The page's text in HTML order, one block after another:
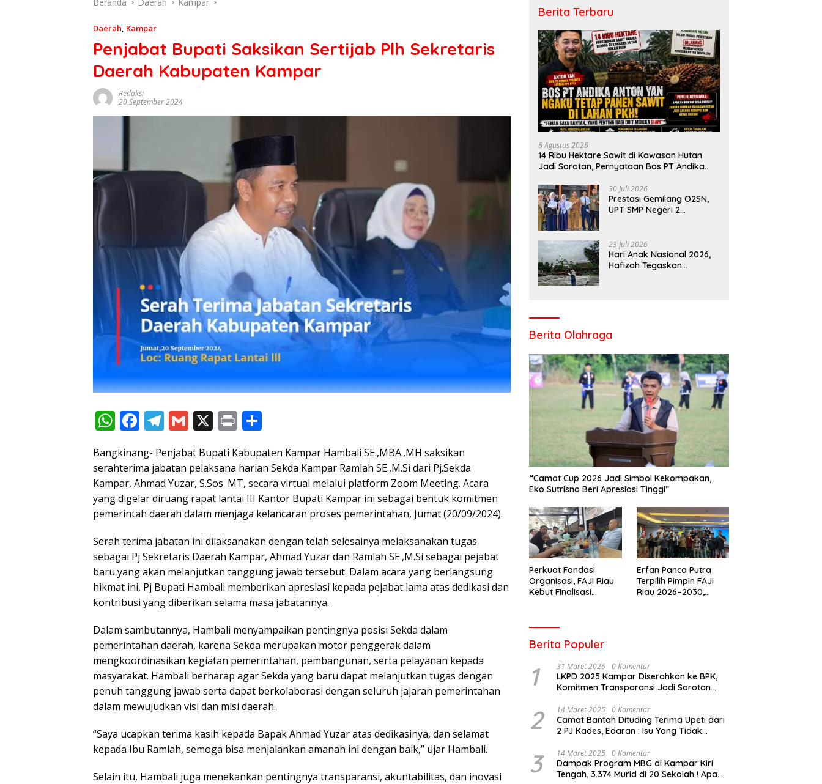
Daerah, Kampar
Penjabat Bupati Saksikan Sertijab Plh Sekretaris
Daerah Kabupaten Kampar
Redaksi
20 September 2024
W
at
s
A
p
p
F
e
b
o
o
k
T
e
gr
a
m
G
ai
l
X Pr
t ar
e
Bangkinang- Penjabat Bupati Kabupaten Kampar Hambali SE.,MBA.,MH saksikan
serahterima jabatan pelaksana harian Sekda Kampar Ramlah SE.,M.Si dari Pj.Sekda
Kampar, Ahmad Yuzar, S.Sos. MT, secara virtual melalui platform Zoom Meeting. Acara
yang digelar diruang rapat lantai III Kantor Bupati Kampar ini sebagai bentuk komitmen
pemerintah daerah dalam menjaga kelancaran proses pemerintahan, Jumat (20/09/2024).
Serah terima jabatan ini dilaksanakan dengan telah selesainya melaksanakan tugas
sebagai Pj Sekretaris Daerah Kampar, Ahmad Yuzar dan Ramlah SE.,M.Si sebagai pejabat
baru yang akan melanjutkan tanggung jawab tersebut. Dalam acara yang berlangsung
hikmat ini, Pj Bupati Hambali memberikan apresiasi kepada pejabat lama atas dedikasi dan
kontribusi yang diberikan selama masa jabatannya.
Dalam sambutannya, Hambali menyampaikan pentingnya posisi Sekda dalam
pemerintahan daerah, karena Sekda merupakan motor penggerak dalam
mengkoordinasikan kegiatan pemerintahan, pembangunan, serta pelayanan kepada
masyarakat. Hambali berharap agar Sekda yang baru dapat melanjutkan tugas dengan
penuh tanggung jawab serta dapat berkolaborasi dengan seluruh jajaran pemerintahan
dalam mewujudkan visi dan misi daerah.
“Saya ucapkan terima kasih kepada Bapak Ahmad Yuzar atas dedikasinya, dan selamat
kepada Ibu Ramlah, semoga bisa menjalankan amanah ini dengan baik,” ujar Hambali.
Selain itu, Hambali juga menekankan pentingnya transparansi, akuntabilitas, dan inovasi
Berita Terbaru
6 Agustus 2026
14 Ribu Hektare Sawit di Kawasan Hutan
Jadi Sorotan, Pernyataan Bos PT Andika
30 Juli 2026
Prestasi Gemilang O2SN,
UPT SMP Negeri 2
di Tingkat Provins
23 Juli 2026
Hari Anak Nasional 2026,
Hafizah Tegaskan
Berita Olahraga
“Camat Cup 2026 Jadi Simbol Kekompakan,
Eko Sutrisno Beri Apresiasi Tinggi”
Perkuat Fondasi
Organisasi, FAJI Riau
Kebut Finalisasi
Erfan Panca Putra
Terpilih Pimpin FAJI
Riau 2026–2030,
Berita Populer
1 31 Maret 2026 0 Komentar
LKPD 2025 Kampar Diserahkan ke BPK,
Komitmen Transparansi Jadi Sorotan
2 14 Maret 2025 0 Komentar
Camat Bantah Dituding Terima Upeti dari
2 PJ Kades, Edaran : Isu Yang Tidak
3 14 Maret 2025 0 Komentar
Dampak Program MBG di Kampar Kiri
Tengah, 3.374 Murid di 20 Sekolah ! Apa